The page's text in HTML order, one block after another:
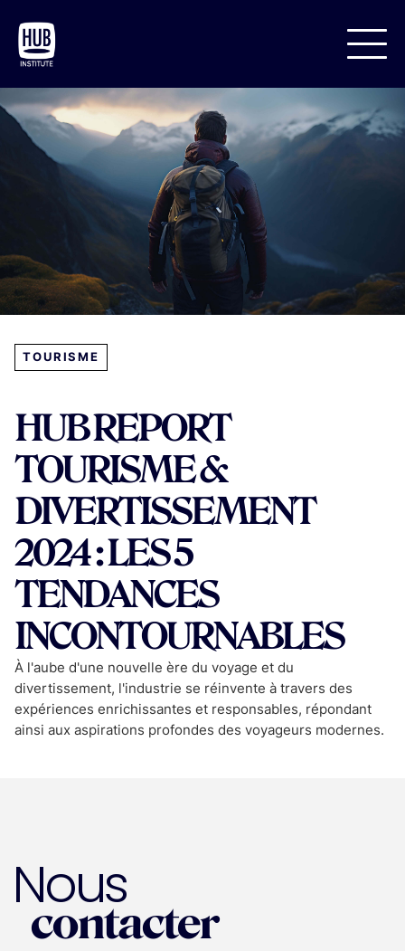
TOURISME
HUB REPORT
TOURISME &
DIVERTISSEMENT
2024 : LES 5
TENDANCES
INCONTOURNABLES
À l'aube d'une nouvelle ère du voyage et du
divertissement, l'industrie se réinvente à travers des
expériences enrichissantes et responsables, répondant
ainsi aux aspirations profondes des voyageurs modernes.
Nous
contacter